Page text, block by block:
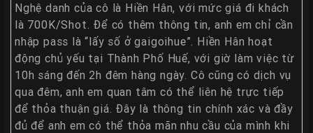
Huế
Gái
Gọi
Huế
Kiểm
Định
Nghệ danh của cô là Hiền Hân, với mức giá đi khách
là 700K/Shot. Để có thêm thông tin, anh em chỉ cần
nhập pass là “lấy số ở gaigoihue”. Hiền Hân hoạt
động chủ yếu tại Thành Phố Huế, với giờ làm việc từ
10h sáng đến 2h đêm hàng ngày. Cô cũng có dịch vụ
qua đêm, anh em quan tâm có thể liên hệ trực tiếp
để thỏa thuận giá. Đây là thông tin chính xác và đầy
đủ để anh em có thể thỏa mãn nhu cầu của mình khi